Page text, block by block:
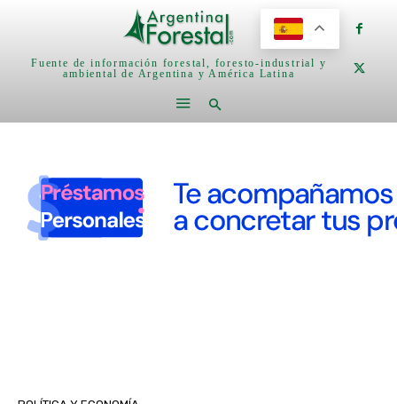
Fuente de información forestal, foresto-industrial y
ambiental de Argentina y América Latina